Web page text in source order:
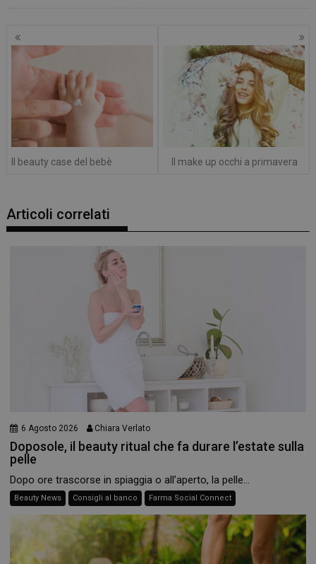
Navigazione
articoli
Il beauty case del bebè Il make up occhi a primavera
Articoli correlati
6 Agosto 2026 Chiara Verlato
Doposole, il beauty ritual che fa durare l’estate sulla
pelle
Dopo ore trascorse in spiaggia o all’aperto, la pelle...
Beauty News Consigli al banco Farma Social Connect